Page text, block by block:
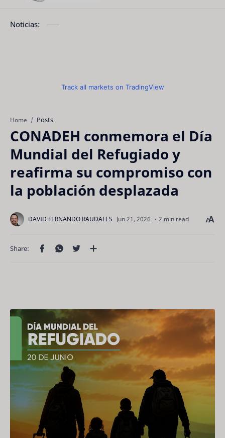
Noticias:
Track all markets on TradingView
Home Posts
CONADEH conmemora el Día
Mundial del Refugiado y
reafirma su compromiso con
la población desplazada
2 min read